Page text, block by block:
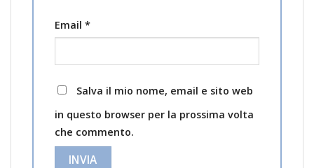
Email *
Salva il mio nome, email e sito web
in questo browser per la prossima volta
che commento.